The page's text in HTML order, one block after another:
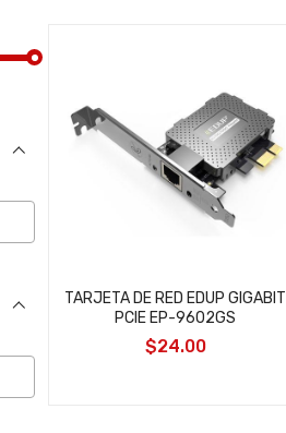
TARJETA DE RED EDUP GIGABIT
PCIE EP-9602GS
$24.00